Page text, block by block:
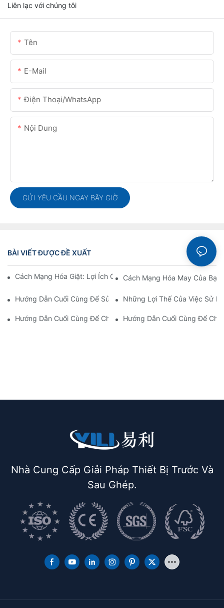
Liên lạc với chúng tôi
Tên
E-Mail
Điện Thoại/WhatsApp
Nội Dung
GỬI YÊU CẦU NGAY BÂY GIỜ
BÀI VIẾT ĐƯỢC ĐỀ XUẤT Nguồn
Cách Mạng Hóa Giặt: Lợi Ích Của Máy Ủi Đường Hầm Tự Động
Cách Mạng Hóa May Của
Hướng Dẫn Cuối Cùng Để Sử Dụng Máy Hút Chủ Đề
Những Lợi Thế Của Việc Sử
Hướng Dẫn Cuối Cùng Để Chọn Bàn Ủi Chân Không
Hướng Dẫn Cuối Cùng Để
Nhà Cung Cấp Giải Pháp Thiết Bị Trước Và
Sau Ghép.